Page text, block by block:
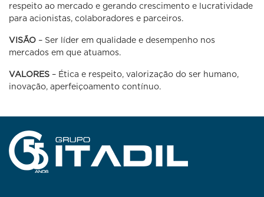
respeito ao mercado e gerando crescimento e lucratividade
para acionistas, colaboradores e parceiros.
VISÃO – Ser líder em qualidade e desempenho nos
mercados em que atuamos.
VALORES – Ética e respeito, valorização do ser humano,
inovação, aperfeiçoamento contínuo.